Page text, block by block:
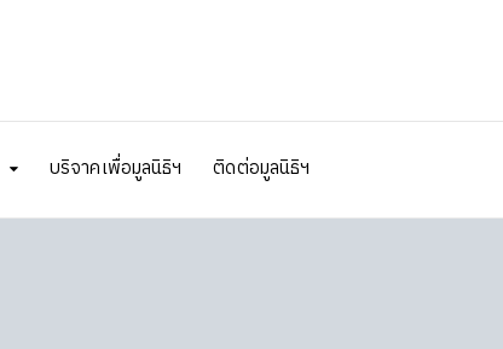
บริจาคเพื่อมูลนิธิฯ ติดต่อมูลนิธิฯ